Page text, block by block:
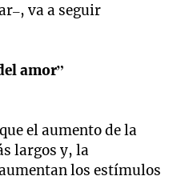
va a seguir
amor”
el aumento de la
largos y, la
los estímulos